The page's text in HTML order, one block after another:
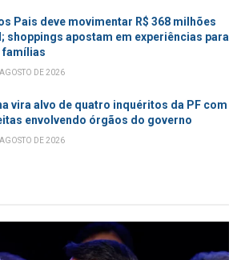
Pais deve movimentar R$ 368 milhões
shoppings apostam em experiências para
DE 2026
vira alvo de quatro inquéritos da PF com
envolvendo órgãos do governo
DE 2026